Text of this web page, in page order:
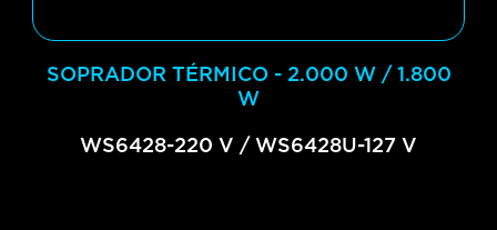
SOPRADOR TÉRMICO - 2.000 W / 1.800
W
WS6428-220 V / WS6428U-127 V